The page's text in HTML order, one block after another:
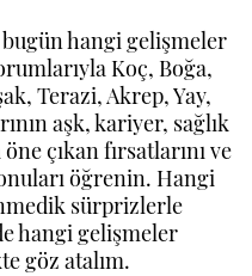
hangi gelişmeler
Koç, Boğa,
Terazi, Akrep, Yay,
aşk, kariyer, sağlık
çıkan fırsatlarını ve
öğrenin. Hangi
sürprizlerle
hangi gelişmeler
göz atalım.